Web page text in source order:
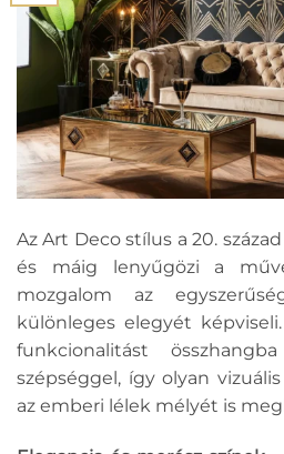
Az Art Deco stílus a 20.
és máig lenyűgözi a
mozgalom az
különleges elegyét
funkcionalitást
szépséggel, így olyan
az emberi lélek mélyét is